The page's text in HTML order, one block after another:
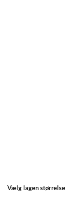
Vælg lagen størrelse